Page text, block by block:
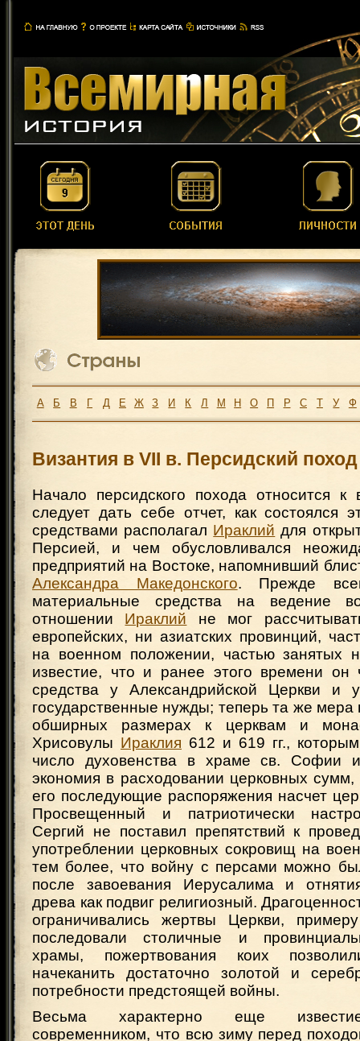
А Б В Г Д Е Ж З И К Л М Н О П Р С Т У Ф
Византия в VII в. Персидский
Начало персидского похода относится
следует дать себе отчет, как состоялся
средствами располагал Ираклий для
Персией, и чем обусловливался
предприятий на Востоке, напомнивший
Александра Македонского. Прежде
материальные средства на ведение
отношении Ираклий не мог
европейских, ни азиатских провинций,
на военном положении, частью занятых
известие, что и ранее этого времени он
средства у Александрийской Церкви и
государственные нужды; теперь та же
обширных размерах к церквам и
Хрисовулы Ираклия 612 и 619 гг.,
число духовенства в храме св. Софии и
экономия в расходовании церковных сумм,
его последующие распоряжения насчет
Просвещенный и патриотически
Сергий не поставил препятствий к
употреблении церковных сокровищ на
тем более, что войну с персами можно
после завоевания Иерусалима и
древа как подвиг религиозный.
ограничивались жертвы Церкви,
последовали столичные и
храмы, пожертвования коих
начеканить достаточно золотой и
потребности предстоящей войны.
Весьма характерно еще
современником, что всю зиму перед